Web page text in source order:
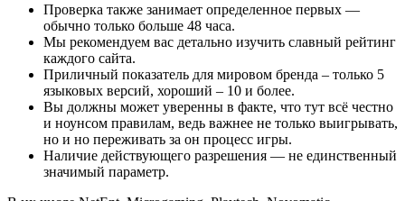
Проверка также занимает определенное первых ―
обычно только больше 48 часа.
Мы рекомендуем вас детально изучить славный рейтинг
каждого сайта.
Приличный показатель для мировом бренда – только 5
языковых версий, хороший – 10 и более.
Вы должны может уверенны в факте, что тут всё честно
и ноунсом правилам, ведь важнее не только выигрывать,
но и но переживать за он процесс игры.
Наличие действующего разрешения — не единственный
значимый параметр.